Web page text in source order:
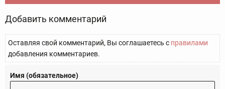
Добавить комментарий
Оставляя свой комментарий, Вы соглашаетесь с правилами
добавления комментариев.
Имя (обязательное)